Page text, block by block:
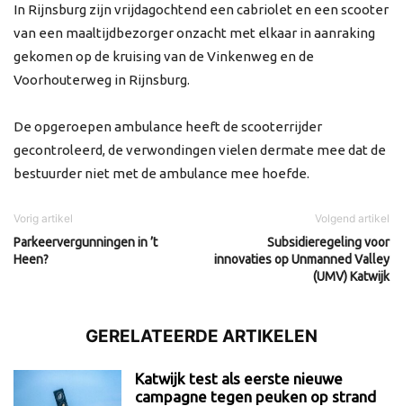
In Rijnsburg zijn vrijdagochtend een cabriolet en een scooter
van een maaltijdbezorger onzacht met elkaar in aanraking
gekomen op de kruising van de Vinkenweg en de
Voorhouterweg in Rijnsburg.
De opgeroepen ambulance heeft de scooterrijder
gecontroleerd, de verwondingen vielen dermate mee dat de
bestuurder niet met de ambulance mee hoefde.
Vorig artikel
Parkeervergunningen in ’t
Heen?
Volgend artikel
Subsidieregeling voor
innovaties op Unmanned Valley
(UMV) Katwijk
GERELATEERDE ARTIKELEN
Katwijk test als eerste nieuwe
campagne tegen peuken op strand